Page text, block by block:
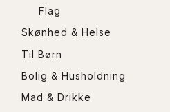
Flag
Skønhed & Helse
Til Børn
Bolig & Husholdning
Mad & Drikke